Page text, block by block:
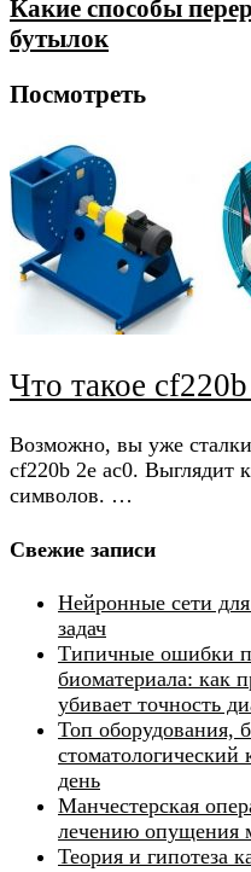
Какие способы
бутылок
Посмотреть
Что такое
Возможно, вы уже
cf220b 2e ac0. Выглядит
символов. …
Свежие записи
Нейронные сети
задач
Типичные ошибки
биоматериала: как
убивает точность
Топ оборудования,
день
Манчестерская
лечению опущения
Теория и гипотеза